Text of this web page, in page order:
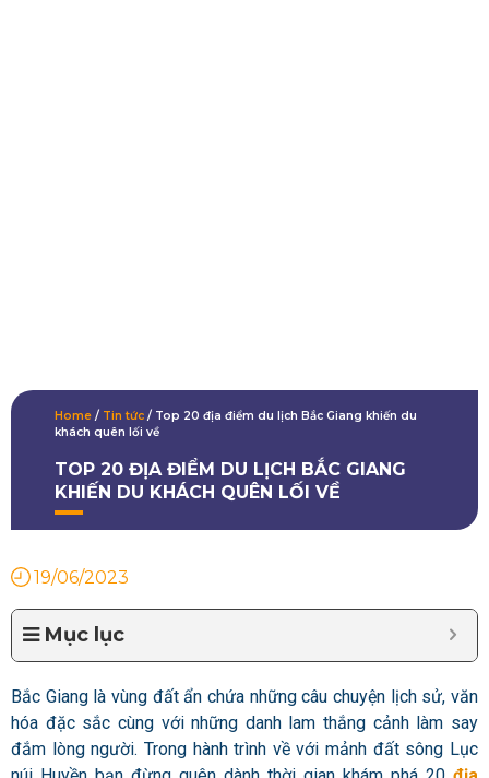
Home / Tin tức / Top 20 địa điểm du lịch Bắc Giang khiến du
khách quên lối về
TOP 20 ĐỊA ĐIỂM DU LỊCH BẮC GIANG
KHIẾN DU KHÁCH QUÊN LỐI VỀ
19/06/2023
Mục lục
Bắc Giang là vùng đất ẩn chứa những câu chuyện lịch sử, văn
hóa đặc sắc cùng với những danh lam thắng cảnh làm say
đắm lòng người. Trong hành trình về với mảnh đất sông Lục